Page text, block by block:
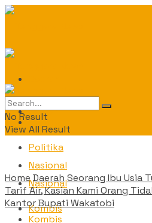
Politika
Nasional
Kombis
Daerah
Politika
Nasional
Kombis
No Result
View All Result
HomeDaerah Seorang Ibu Usia
Tarif Air, Kasian Kami Orang
Kantor Bupati Wakatobi